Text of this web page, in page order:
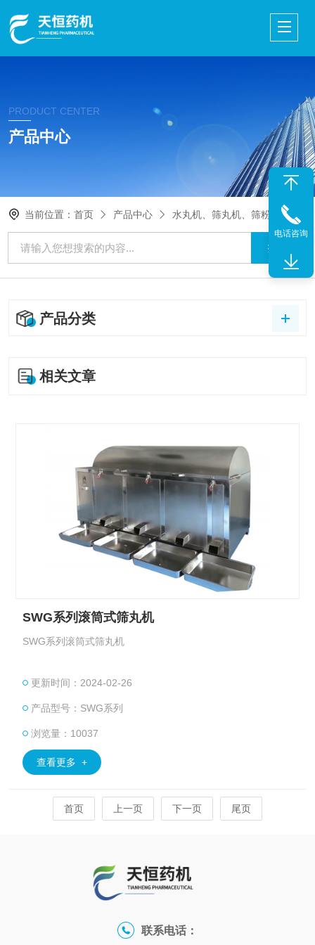
PRODUCT CENTER
产品中心
当前位置：首页 产品中心 水丸机、筛丸机、筛粉机 > 滚筒式筛丸机
产品分类
相关文章
SWG系列滚筒式筛丸机
SWG系列滚筒式筛丸机
更新时间：2024-02-26
产品型号：SWG系列
浏览量：10037
查看更多 +
首页 上一页 下一页 尾页
联系电话：
电话咨询